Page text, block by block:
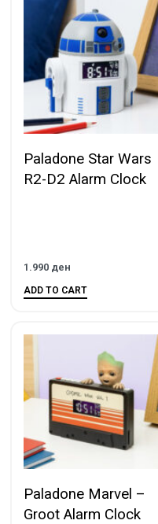
Paladone Star Wars
R2-D2 Alarm Clock
1.990 ден
ADD TO CART
Paladone Marvel –
Groot Alarm Clock